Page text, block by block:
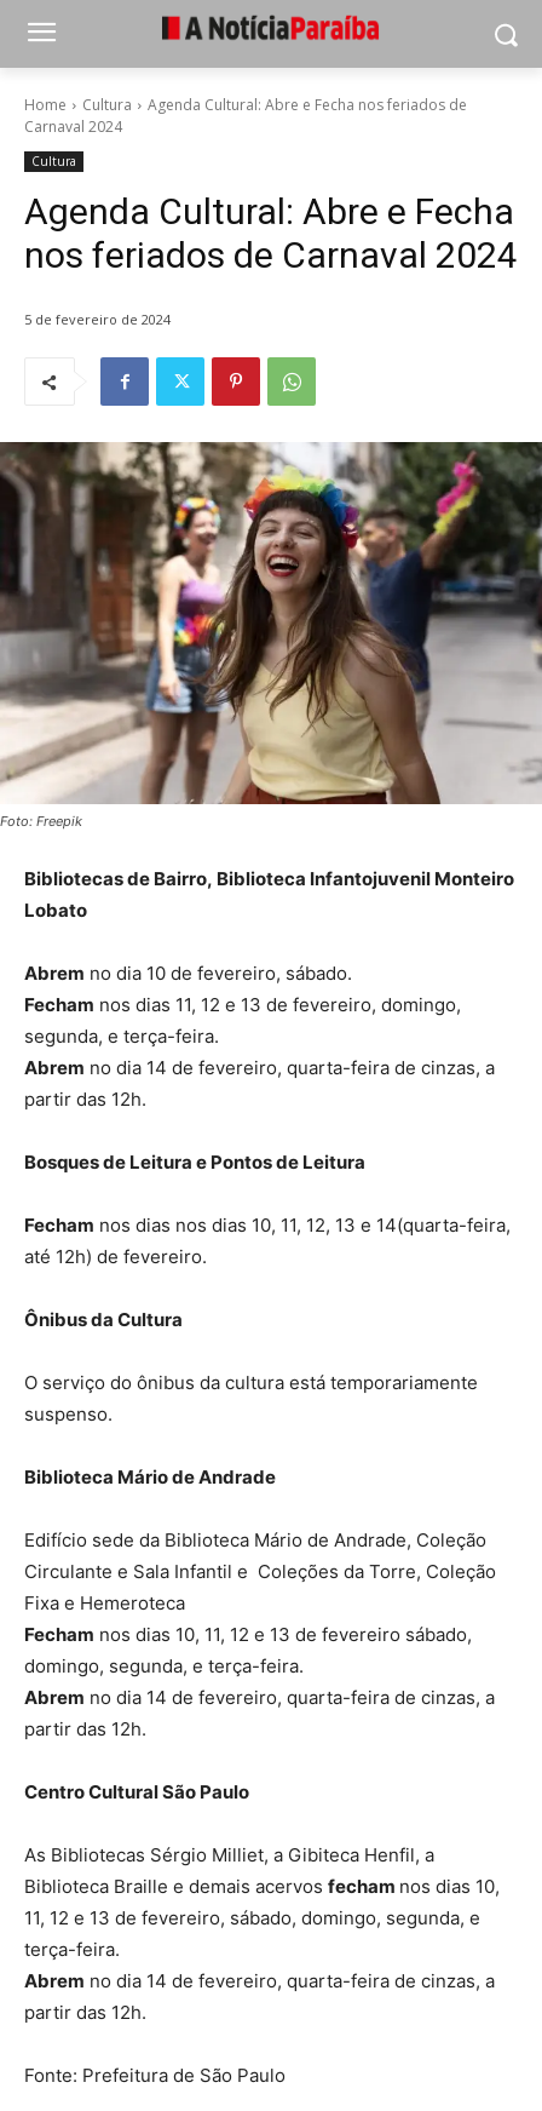
Home Cultura
Agenda Cultural: Abre e Fecha nos feriados de
Carnaval 2024
Cultura
Agenda Cultural: Abre e Fecha
nos feriados de Carnaval 2024
5 de fevereiro de 2024
Foto: Freepik
Bibliotecas de Bairro, Biblioteca Infantojuvenil Monteiro
Lobato
Abrem no dia 10 de fevereiro, sábado.
Fecham nos dias 11, 12 e 13 de fevereiro, domingo,
segunda, e terça-feira.
Abrem no dia 14 de fevereiro, quarta-feira de cinzas, a
partir das 12h.
Bosques de Leitura e Pontos de Leitura
Fecham nos dias nos dias 10, 11, 12, 13 e 14(quarta-feira,
até 12h) de fevereiro.
Ônibus da Cultura
O serviço do ônibus da cultura está temporariamente
suspenso.
Biblioteca Mário de Andrade
Edifício sede da Biblioteca Mário de Andrade, Coleção
Circulante e Sala Infantil e Coleções da Torre, Coleção
Fixa e Hemeroteca
Fecham nos dias 10, 11, 12 e 13 de fevereiro sábado,
domingo, segunda, e terça-feira.
Abrem no dia 14 de fevereiro, quarta-feira de cinzas, a
partir das 12h.
Centro Cultural São Paulo
As Bibliotecas Sérgio Milliet, a Gibiteca Henfil, a
Biblioteca Braille e demais acervos fecham nos dias 10,
11, 12 e 13 de fevereiro, sábado, domingo, segunda, e
terça-feira.
Abrem no dia 14 de fevereiro, quarta-feira de cinzas, a
partir das 12h.
Fonte: Prefeitura de São Paulo